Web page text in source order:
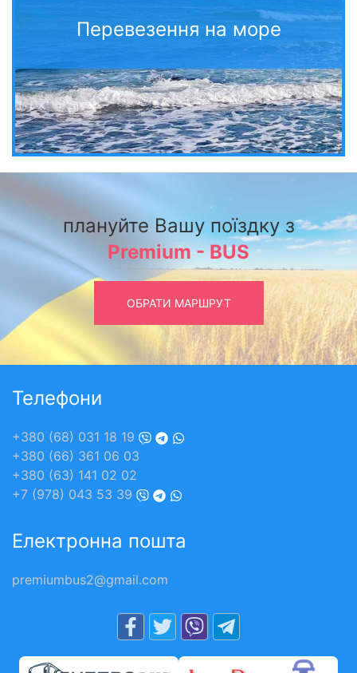
Перевезення на море
плануйте Вашу поїздку з
Premium - BUS
ОБРАТИ МАРШРУТ
Телефони
+380 (68) 031 18 19
+380 (66) 361 06 03
+380 (63) 141 02 02
+7 (978) 043 53 39
Електронна пошта
premiumbus2@gmail.com